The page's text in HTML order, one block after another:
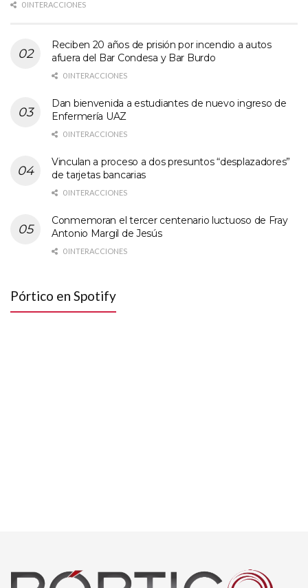
0 INTERACCIONES
Reciben 20 años de prisión por incendio a autos
afuera del Bar Condesa y Bar Burdo
0 INTERACCIONES
Dan bienvenida a estudiantes de nuevo ingreso de
Enfermería UAZ
0 INTERACCIONES
Vinculan a proceso a dos presuntos “desplazadores”
de tarjetas bancarias
0 INTERACCIONES
Conmemoran el tercer centenario luctuoso de Fray
Antonio Margil de Jesús
0 INTERACCIONES
Pórtico en Spotify